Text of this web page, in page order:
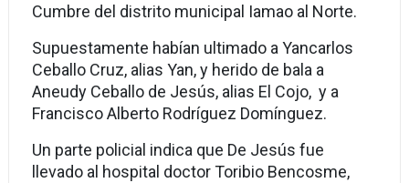
Cumbre del distrito municipal Iamao al Norte.
Supuestamente habían ultimado a Yancarlos
Ceballo Cruz, alias Yan, y herido de bala a
Aneudy Ceballo de Jesús, alias El Cojo, y a
Francisco Alberto Rodríguez Domínguez.
Un parte policial indica que De Jesús fue
llevado al hospital doctor Toribio Bencosme,